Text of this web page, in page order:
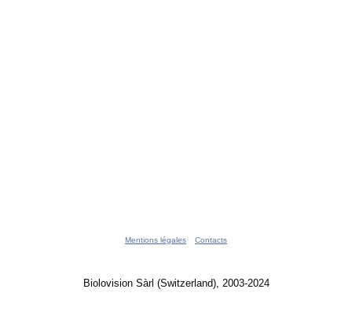
Mentions légales Contacts
Biolovision Sàrl (Switzerland), 2003-2024